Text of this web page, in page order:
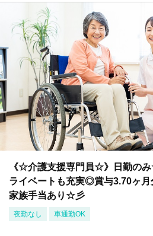
《☆介護支援専門員☆》日勤の
ライベートも充実◎賞与3.70ヶ月
家族手当あり☆彡
夜勤なし 車通勤OK